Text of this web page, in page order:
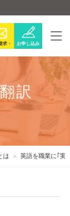
お申し込み
求・
訳
は 英語を職業に｢実